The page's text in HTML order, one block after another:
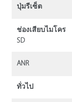
ปุ่มรีเซ็ต
ช่องเสียบไมโคร
SD
ANR
ทั่วไป